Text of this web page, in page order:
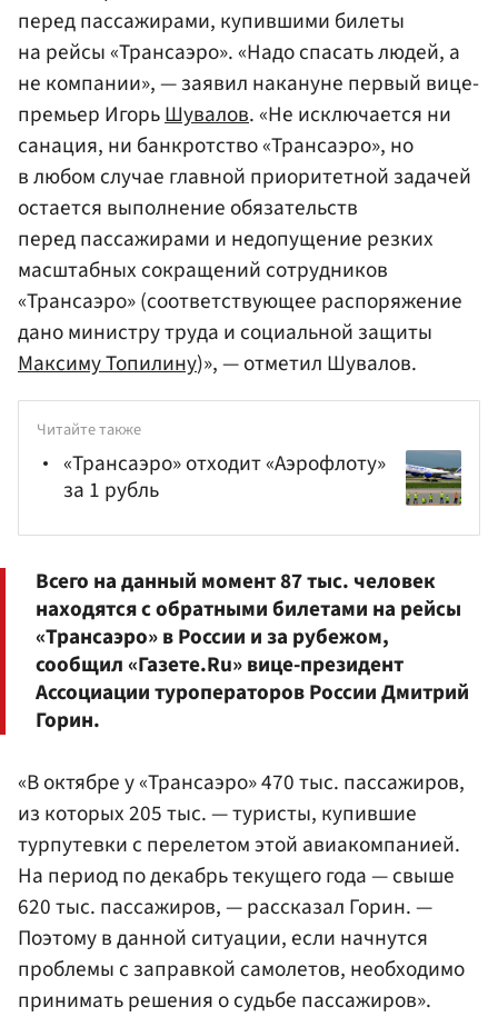
перед пассажирами, купившими билеты
на рейсы «Трансаэро». «Надо спасать людей, а
не компании», — заявил накануне первый вице-
премьер ИгорьШувалов. «Не исключается ни
санация, ни банкротство «Трансаэро», но
в любом случае главной приоритетной задачей
остается выполнение обязательств
перед пассажирами и недопущение резких
масштабных сокращений сотрудников
«Трансаэро» (соответствующее распоряжение
дано министру труда и социальной защиты
Максиму Топилину)», — отметил Шувалов.
Читайте также
«Трансаэро» отходит «Аэрофлоту»
за 1 рубль
Всего на данный момент 87 тыс. человек
находятся с обратными билетами на рейсы
«Трансаэро» в России и за рубежом,
сообщил «Газете.Ru» вице-президент
Ассоциации туроператоров РоссииДмитрий
Горин.
«В октябре у «Трансаэро» 470 тыс. пассажиров,
из которых 205 тыс. — туристы, купившие
турпутевки с перелетом этой авиакомпанией.
На период по декабрь текущего года — свыше
620 тыс. пассажиров, — рассказал Горин. —
Поэтому в данной ситуации, если начнутся
проблемы с заправкой самолетов, необходимо
принимать решения о судьбе пассажиров».